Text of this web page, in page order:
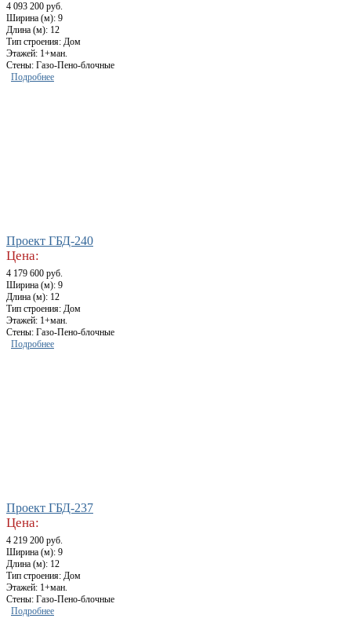
4 093 200 руб.
Ширина (м): 9
Длина (м): 12
Тип строения: Дом
Этажей: 1+ман.
Стены: Газо-Пено-блочные
Подробнее
Проект ГБД-240
Цена:
4 179 600 руб.
Ширина (м): 9
Длина (м): 12
Тип строения: Дом
Этажей: 1+ман.
Стены: Газо-Пено-блочные
Подробнее
Проект ГБД-237
Цена:
4 219 200 руб.
Ширина (м): 9
Длина (м): 12
Тип строения: Дом
Этажей: 1+ман.
Стены: Газо-Пено-блочные
Подробнее